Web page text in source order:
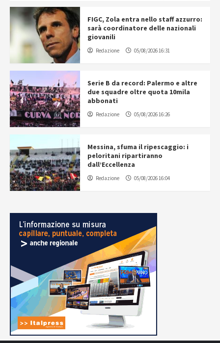
FIGC, Zola entra nello staff azzurro:
sarà coordinatore delle nazionali
giovanili
Redazione 05/08/2026 16:31
Serie B da record: Palermo e altre
due squadre oltre quota 10mila
abbonati
Redazione 05/08/2026 16:26
Messina, sfuma il ripescaggio: i
peloritani ripartiranno
dall’Eccellenza
Redazione 05/08/2026 16:04